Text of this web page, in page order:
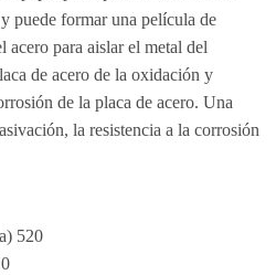
puede formar una película de
acero para aislar el metal del
de acero de la oxidación y
de la placa de acero. Una
la resistencia a la corrosión
520